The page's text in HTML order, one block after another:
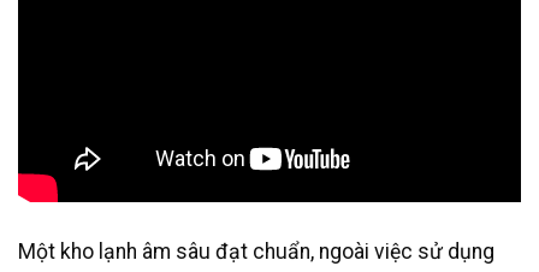
Một kho lạnh âm sâu đạt chuẩn, ngoài việc sử dụng